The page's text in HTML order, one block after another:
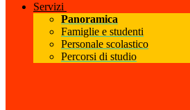
Servizi
Panoramica
Famiglie e studenti
Personale scolastico
Percorsi di studio